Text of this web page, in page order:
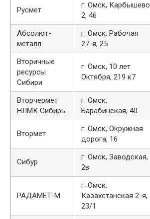
Русмет
г. Омск, Карбышево
2, 46
Абсолют-
металл
г. Омск, Рабочая
27-я, 25
Вторичные
ресурсы
Сибири
г. Омск, 10 лет
Октября, 219 к7
Вторчермет
НЛМК Сибирь
г. Омск,
Барабинская, 40
Втормет
г. Омск, Окружная
дорога, 16
Сибур
г. Омск, Заводская,
2в
РАДАМЕТ-М
г. Омск,
Казахстанская 2-я,
23/1